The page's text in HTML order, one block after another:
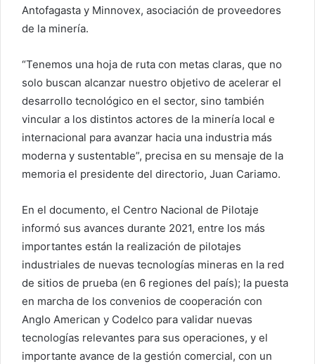
Antofagasta y Minnovex, asociación de proveedores
de la minería.
“Tenemos una hoja de ruta con metas claras, que no
solo buscan alcanzar nuestro objetivo de acelerar el
desarrollo tecnológico en el sector, sino también
vincular a los distintos actores de la minería local e
internacional para avanzar hacia una industria más
moderna y sustentable”, precisa en su mensaje de la
memoria el presidente del directorio, Juan Cariamo.
En el documento, el Centro Nacional de Pilotaje
informó sus avances durante 2021, entre los más
importantes están la realización de pilotajes
industriales de nuevas tecnologías mineras en la red
de sitios de prueba (en 6 regiones del país); la puesta
en marcha de los convenios de cooperación con
Anglo American y Codelco para validar nuevas
tecnologías relevantes para sus operaciones, y el
importante avance de la gestión comercial, con un